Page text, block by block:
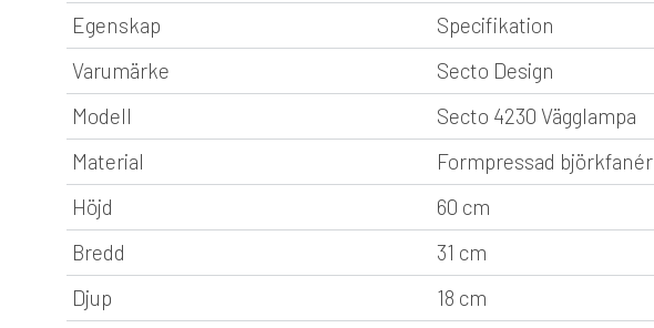
Egenskap
Specifikation
Varumärke
Secto Design
Modell
Secto 4230 Vägglampa
Material
Formpressad björkfanér
Höjd
60 cm
Bredd
31 cm
Djup
18 cm